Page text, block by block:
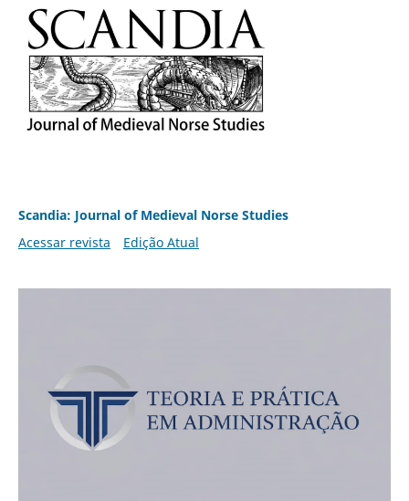
Scandia: Journal of Medieval Norse Studies
Acessar revista
Edição Atual